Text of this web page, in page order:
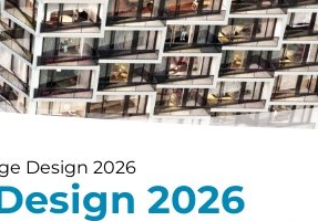
Design 2026
2026